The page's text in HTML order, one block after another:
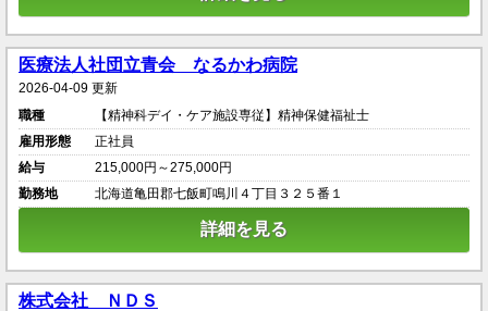
医療法人社団立青会 なるかわ病院
2026-04-09 更新
職種
【精神科デイ・ケア施設専従】精神保健福祉士
雇用形態
正社員
給与
215,000円～275,000円
勤務地
北海道亀田郡七飯町鳴川４丁目３２５番１
詳細を見る
株式会社 ＮＤＳ